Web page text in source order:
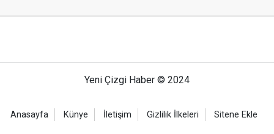
Yeni Çizgi Haber © 2024
Anasayfa Künye İletişim Gizlilik İlkeleri Sitene Ekle